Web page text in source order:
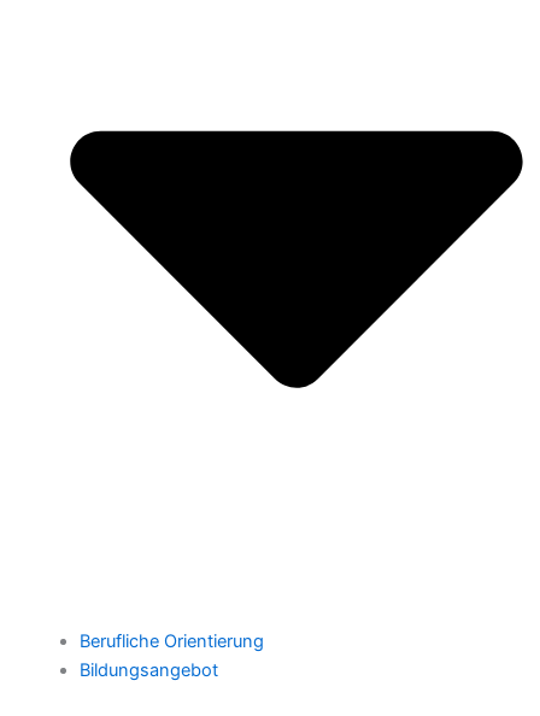
Berufliche Orientierung
Bildungsangebot